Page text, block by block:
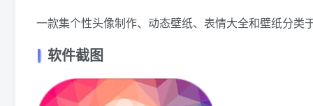
一款集个性头像制作、动态壁纸、表情大全和壁纸分类
软件截图